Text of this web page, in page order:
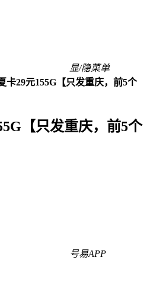
显/隐菜单
卡29元155G【只发重庆，前5个
【只发重庆，前5个
号易APP